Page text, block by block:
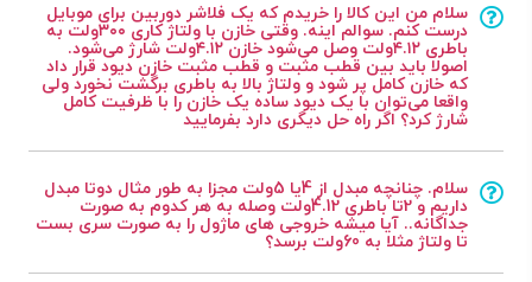
سلام من این کالا را خریدم که یک فلاشر دوربین برای موبایل
درست کنم. سوالم اینه. وقتی خازن با ولتاژ کاری ۳۰۰ولت به
باطری ۴.۱۲ولت وصل می‌شود خازن ۴.۱۲ولت شارژ می‌شود.
اصولا باید بین قطب مثبت و قطب مثبت خازن دیود قرار داد
که خازن کامل پر شود و ولتاژ بالا به باطری برگشت نخورد ولی
واقعا می‌توان با یک دیود ساده یک خازن را با ظرفیت کامل
شارژ کرد؟ اگر راه حل دیگری دارد بفرمایید
سلام. چنانچه مبدل از 4یا 5ولت مجزا به طور مثال دوتا مبدل
داریم و 2تا باطری 4.12ولت وصله به هر کدوم به صورت
جداگانه.. آیا میشه خروجی های ماژول را به صورت سری بست
تا ولتاژ مثلا به 60ولت برسد؟